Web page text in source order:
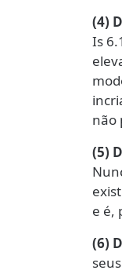
(4)
Is
não
(5)
e é,
(6)